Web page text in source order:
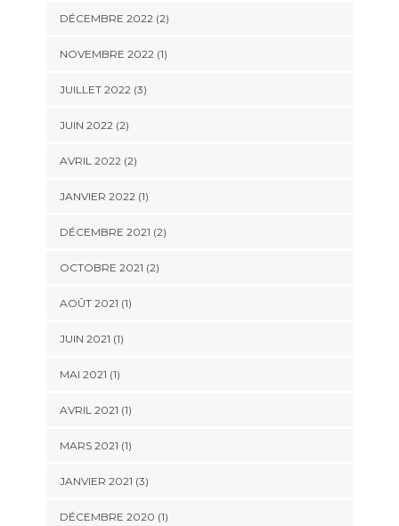
DÉCEMBRE 2022(2)
NOVEMBRE 2022(1)
JUILLET 2022(3)
JUIN 2022(2)
AVRIL 2022(2)
JANVIER 2022(1)
DÉCEMBRE 2021 (2)
OCTOBRE 2021 (2)
AOÛT 2021 (1)
JUIN 2021 (1)
MAI 2021 (1)
AVRIL 2021 (1)
MARS 2021 (1)
JANVIER 2021 (3)
DÉCEMBRE 2020 (1)